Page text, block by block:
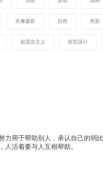
肖像摄影 自然 色彩
超现实主义 造型设计
力用于帮助别人，承认自己的弱
人活着要与人互相帮助。